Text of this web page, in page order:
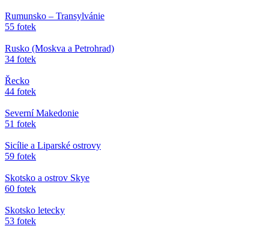
Rumunsko – Transylvánie
55 fotek
Rusko (Moskva a Petrohrad)
34 fotek
Řecko
44 fotek
Severní Makedonie
51 fotek
Sicílie a Liparské ostrovy
59 fotek
Skotsko a ostrov Skye
60 fotek
Skotsko letecky
53 fotek